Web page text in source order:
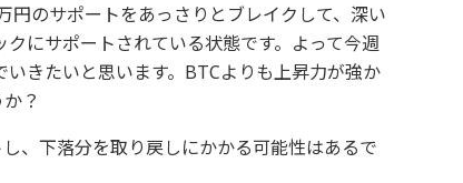
円のサポートをあっさりとブレイクして、深い
にサポートされている状態です。よって今週
きたいと思います。BTCよりも上昇力が強か
？
、下落分を取り戻しにかかる可能性はあるで